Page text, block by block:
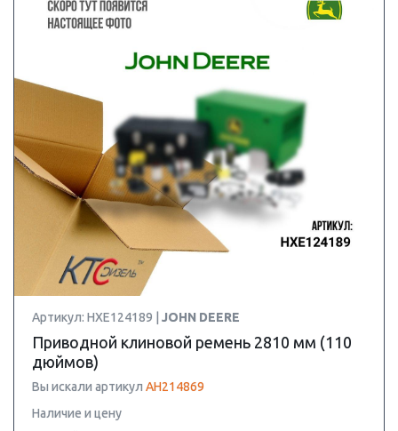
Артикул: HXE124189 | JOHN DEERE
Приводной клиновой ремень 2810 мм (110
дюймов)
Вы искали артикул AH214869
Наличие и цену